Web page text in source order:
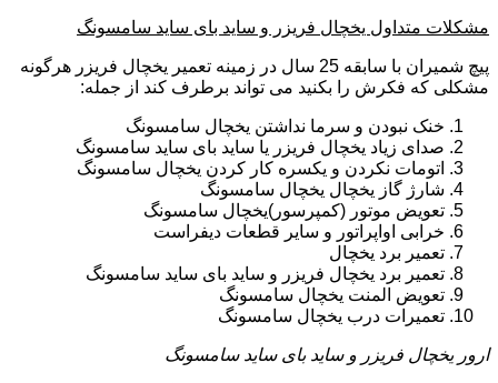
مشکلات متداول یخچال فریزر و ساید بای ساید سامسونگ
پیچ شمیران با سابقه 25 سال در زمینه تعمیر یخچال فریزر هرگونه
مشکلی که فکرش را بکنید می تواند برطرف کند از جمله:
خنک نبودن و سرما نداشتن یخچال سامسونگ
صدای زیاد یخچال فریزر یا ساید بای ساید سامسونگ
اتومات نکردن و یکسره کار کردن یخچال سامسونگ
شارژ گاز یخچال یخچال سامسونگ
تعویض موتور (کمپرسور)یخچال سامسونگ
خرابی اواپراتور و سایر قطعات دیفراست
تعمیر برد یخچال
تعمیر برد یخچال فریزر و ساید بای ساید سامسونگ
تعویض المنت یخچال سامسونگ
تعمیرات درب یخچال سامسونگ
ارور یخچال فریزر و ساید بای ساید سامسونگ